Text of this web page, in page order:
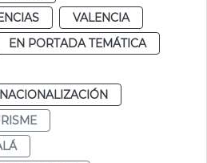
VALENCIA
EN PORTADA TEMÁTICA